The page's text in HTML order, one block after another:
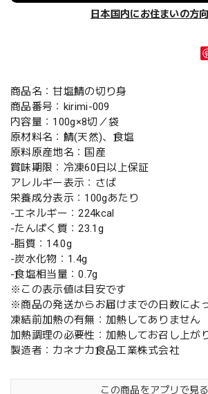
日本国内にお住まいの方
商品名：甘塩鯖の切り身
商品番号：kirimi-009
内容量：100g×8切／袋
原材料名：鯖(天然)、食塩
原料原産地名：国産
賞味期限：冷凍60日以上保証
アレルギー表示：さば
栄養成分表示：100gあたり
‐エネルギー：224kcal
‐たんぱく質：23.1g
‐脂質：14.0g
‐炭水化物：1.4g
‐食塩相当量：0.7g
※この表示値は目安です
※商品の発送からお届けまでの日数によ
凍結前加熱の有無：加熱してありません
加熱調理の必要性：加熱してお召し上が
製造者：カネナカ食品工業株式会社
この商品をアプリで見る